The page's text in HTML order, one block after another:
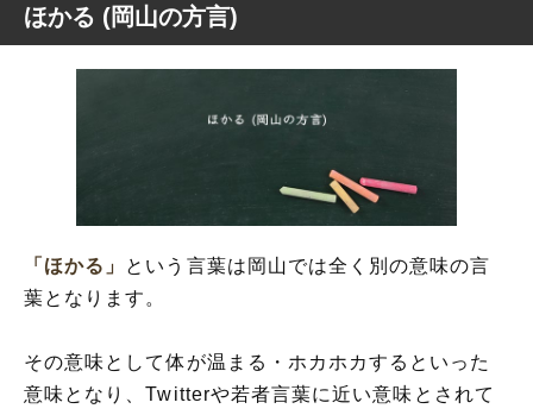
ほかる (岡山の方言)
「ほかる」 という言葉は岡山では全く別の意味の言
葉となります。
その意味として体が温まる・ホカホカするといった
意味となり、Twitterや若者言葉に近い意味とされて